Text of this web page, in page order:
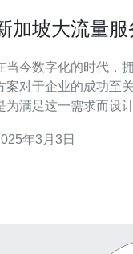
加坡大流量
当今数字化的时代，
案对于企业的成功至
为满足这一需求而设
坡大流量服务器提供
年3月3日